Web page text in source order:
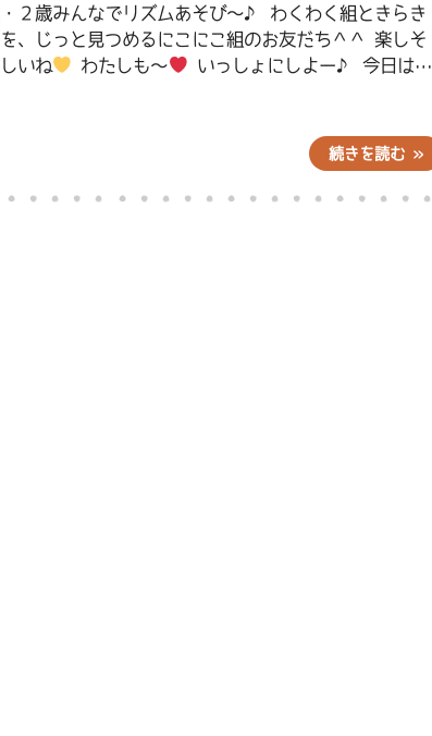
２歳みんなでリズムあそび～♪ わくわく組ときらき
、じっと見つめるにこにこ組のお友だち＾＾ 楽しそ
いね
わたしも～ いっしょにしよー♪ 今日は…
続きを読む »